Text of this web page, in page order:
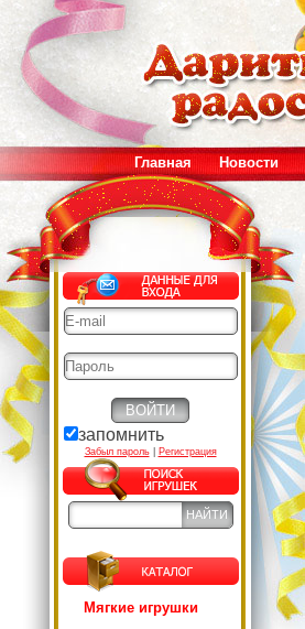
Главная Новости
запомнить
Забыл пароль| Регистрация
Мягкие игрушки